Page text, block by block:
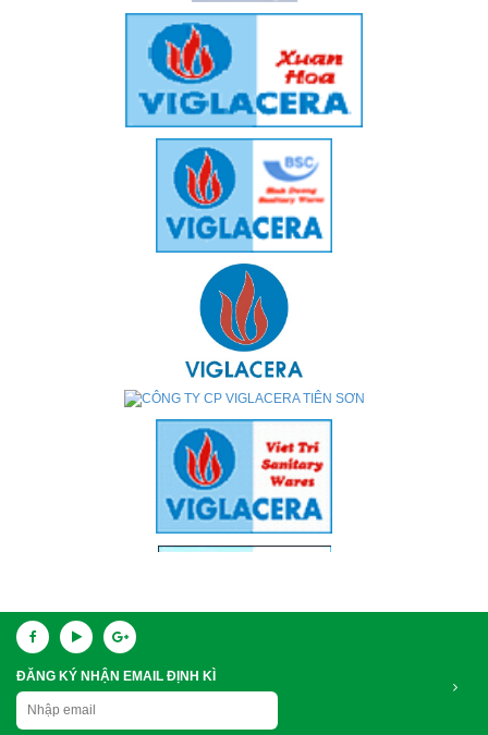
ĐĂNG KÝ NHẬN EMAIL ĐỊNH KÌ